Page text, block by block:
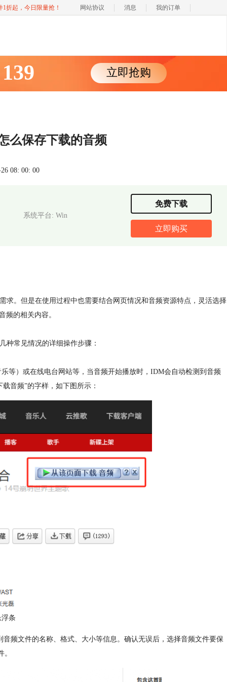
折起，今日限量抢！ 网站协议 消息 我的订单
139 立即抢购
么保存下载的音频
08: 00: 00
系统平台: Win
免费下载
立即购买
。但是在使用过程中也需要结合网页情况和音频资源特点，灵活选择
频的相关内容。
种常见情况的详细操作步骤：
等）或在线电台网站等，当音频开始播放时，IDM会自动检测到音频
音频”的字样，如下图所示：
条
频文件的名称、格式、大小等信息。确认无误后，选择音频文件要保